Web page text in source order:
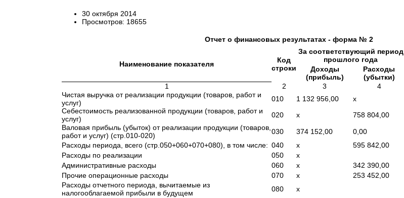
30 октября 2014
Просмотров: 18655
Отчет о финансовых результатах - форма № 2
Наименование показателя
Код
строки
За соответствующий период
прошлого года
Доходы
(прибыль)
Расходы
(убытки)
1
2 3 4
Чистая выручка от реализации продукции (товаров, работ и
услуг)
010 1 132 956,00 x
Себестоимость реализованной продукции (товаров, работ и
услуг)
020 x 758 804,00
Валовая прибыль (убыток) от реализации продукции (товаров,
работ и услуг) (стр.010-020)
030 374 152,00 0,00
Расходы периода, всего (стр.050+060+070+080), в том числе: 040 x 595 842,00
Расходы по реализации
050 x
Административные расходы
060 x 342 390,00
Прочие операционные расходы
070 x 253 452,00
Расходы отчетного периода, вычитаемые из
налогооблагаемой прибыли в будущем
080 x